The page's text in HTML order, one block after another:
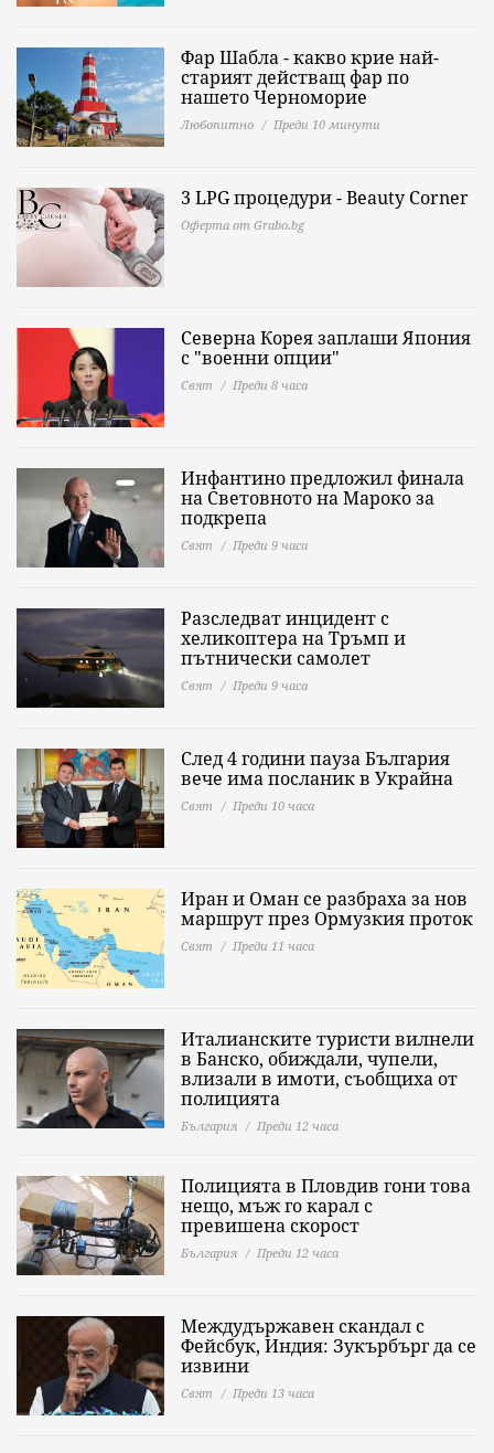
Фар Шабла - какво крие най-
старият действащ фар по
нашето Черноморие
Любопитно Преди 10 минути
3 LPG процедури - Beauty Corner
Оферта от Grabo.bg
Северна Корея заплаши Япония
с "военни опции"
Свят Преди 8 часа
Инфантино предложил финала
на Световното на Мароко за
подкрепа
Свят Преди 9 часа
Разследват инцидент с
хеликоптера на Тръмп и
пътнически самолет
Свят Преди 9 часа
След 4 години пауза България
вече има посланик в Украйна
Свят Преди 10 часа
Иран и Оман се разбраха за нов
маршрут през Ормузкия проток
Свят Преди 11 часа
Италианските туристи вилнели
в Банско, обиждали, чупели,
влизали в имоти, съобщиха от
полицията
България Преди 12 часа
Полицията в Пловдив гони това
нещо, мъж го карал с
превишена скорост
България Преди 12 часа
Междудържавен скандал с
Фейсбук, Индия: Зукърбърг да се
извини
Свят Преди 13 часа